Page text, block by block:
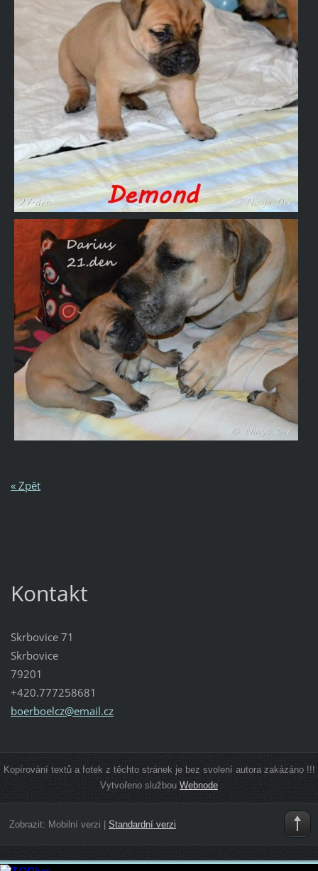
« Zpět
Kontakt
Skrbovice 71
Skrbovice
79201
+420.777258681
boerboelcz@email.cz
Kopírování textů a fotek z těchto stránek je bez svolení autora zakázáno !!!
Vytvořeno službouWebnode
Zobrazit: Mobilní verzi Standardní verzi